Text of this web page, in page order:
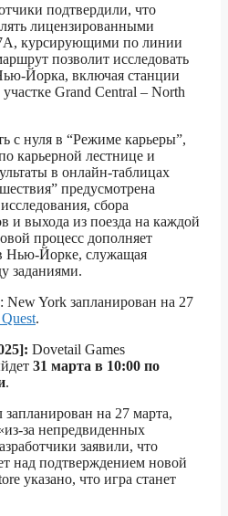
подтвердили, что
лицензированными
курсирующими по линии
позволит исследовать
Йорка, включая станции
Grand Central – North
с нуля в “Режиме карьеры”,
карьерной лестнице и
в онлайн-таблицах
предусмотрена
сбора
и выхода из поезда на каждой
процесс дополняет
Нью-Йорке, служащая
заданиями.
York запланирован на 27
.
Dovetail Games
31 марта в 10:00 по
.
на 27 марта,
за непредвиденных
заявили, что
над подтверждением новой
указано, что игра станет